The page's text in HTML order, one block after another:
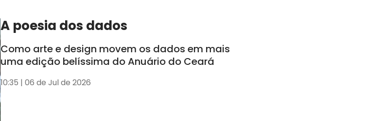
A poesia dos dados
Como arte e design movem os dados em mais
uma edição belíssima do Anuário do Ceará
10:35 | 06 de Jul de 2026